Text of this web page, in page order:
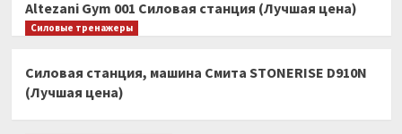
Altezani Gym 001 Силовая станция (Лучшая цена)
Силовые тренажеры
Силовая станция, машина Смита STONERISE D910N
(Лучшая цена)